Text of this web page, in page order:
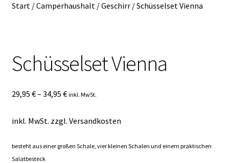
Impressum
Kasse
Mein Konto
Mein Konto
Start/Camperhaushalt/Geschirr/Schüsselset Vienna
Schüsselset Vienna
29,95 €– 34,95 € inkl. MwSt.
inkl. MwSt. zzgl. Versandkosten
besteht aus einer großen Schale, vier kleinen Schalen und einem praktischen
Salatbesteck